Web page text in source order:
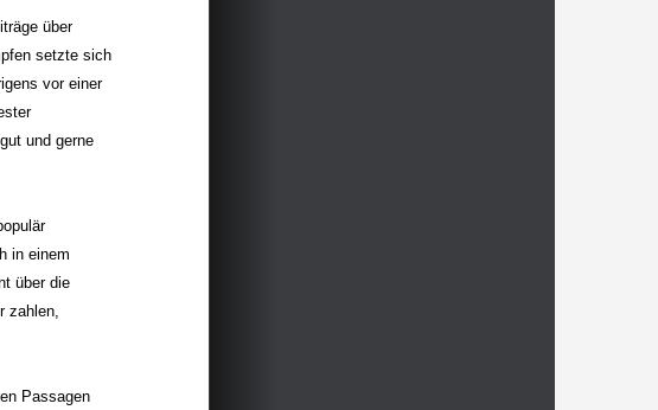
über
setzte sich
vor einer
und gerne
in einem
über die
zahlen,
Passagen